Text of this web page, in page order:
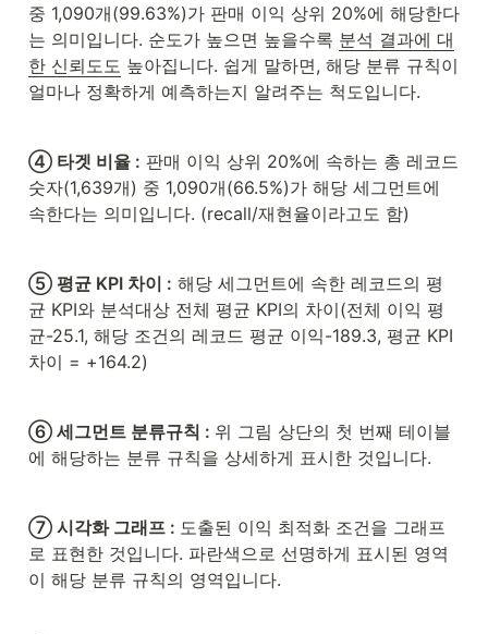
중 1,090개(99.63%)가 판매 이익 상위 20%에 해당한다
는 의미입니다. 순도가 높으면 높을수록 분석 결과에 대
한 신뢰도도 높아집니다. 쉽게 말하면, 해당 분류 규칙이
얼마나 정확하게 예측하는지 알려주는 척도입니다.
④ 타겟 비율 : 판매 이익 상위 20%에 속하는 총 레코드
숫자(1,639개) 중 1,090개(66.5%)가 해당 세그먼트에
속한다는 의미입니다. (recall/재현율이라고도 함)
⑤ 평균 KPI 차이 : 해당 세그먼트에 속한 레코드의 평
균 KPI와 분석대상 전체 평균 KPI의 차이(전체 이익 평
균-25.1, 해당 조건의 레코드 평균 이익-189.3, 평균 KPI
차이 = +164.2)
⑥ 세그먼트 분류규칙 : 위 그림 상단의 첫 번째 테이블
에 해당하는 분류 규칙을 상세하게 표시한 것입니다.
⑦ 시각화 그래프 : 도출된 이익 최적화 조건을 그래프
로 표현한 것입니다. 파란색으로 선명하게 표시된 영역
이 해당 분류 규칙의 영역입니다.